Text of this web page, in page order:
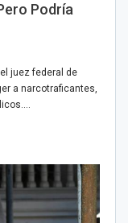
Podría
juez federal de
a narcotraficantes,